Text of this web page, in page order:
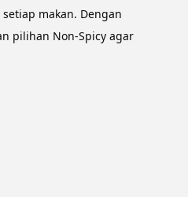
makan. Dengan
pilihan Non-Spicy agar